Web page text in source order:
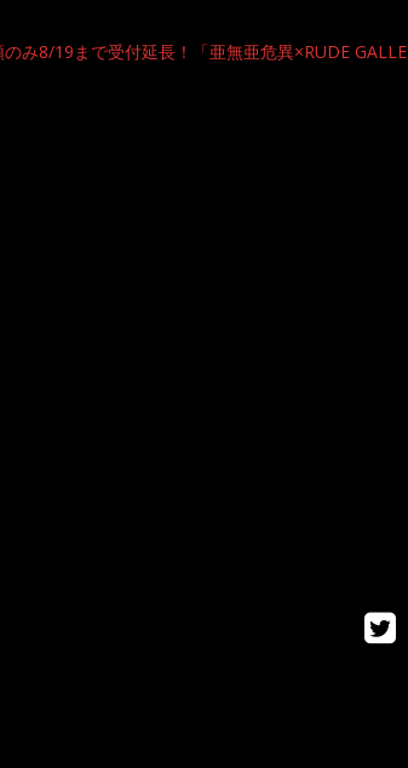
み8/19まで受付延長！「亜無亜危異×RUDE